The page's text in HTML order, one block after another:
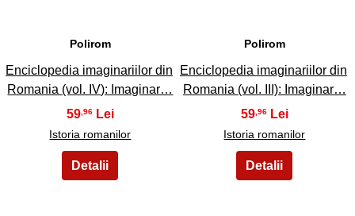
Polirom
Enciclopedia imaginariilor din
Romania (vol. IV): Imaginar…
59,96
Istoria romanilor
Polirom
Enciclopedia imaginariilor din
Romania (vol. III): Imaginar…
59,96
Istoria romanilor